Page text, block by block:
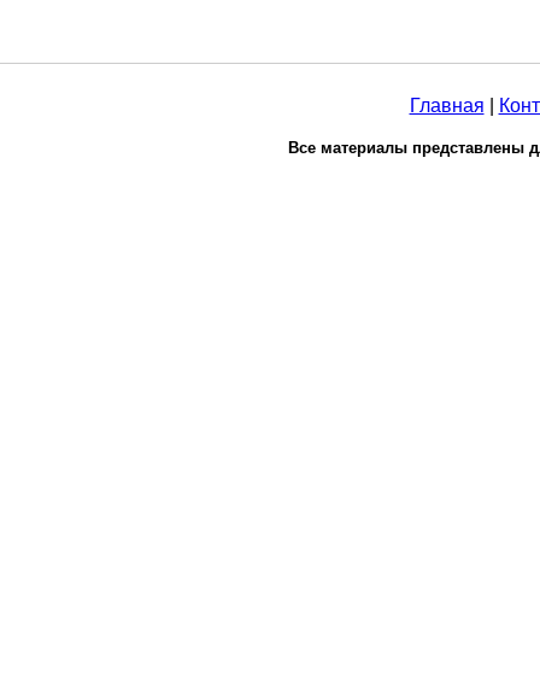
Главная
Все материалы представлены